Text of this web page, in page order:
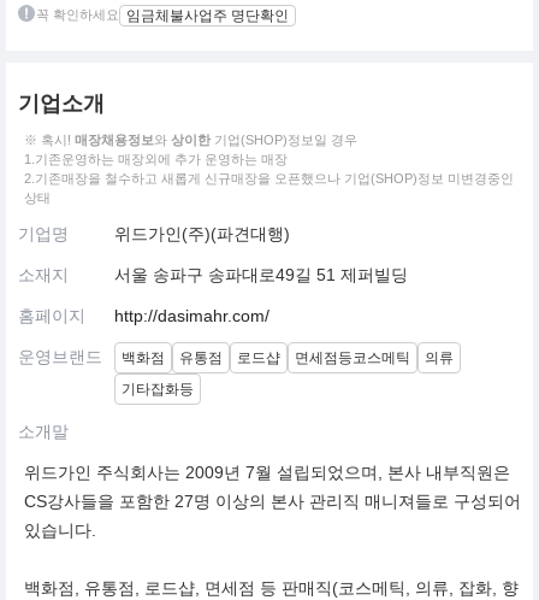
꼭 확인하세요 임금체불사업주 명단확인
기업소개
※ 혹시! 매장채용정보와 상이한 기업(SHOP)정보일 경우
1.기존운영하는 매장외에 추가 운영하는 매장
2.기존매장을 철수하고 새롭게 신규매장을 오픈했으나 기업(SHOP)정보 미변경중인
상태
기업명 위드가인(주)(파견대행)
소재지 서울 송파구 송파대로49길 51 제퍼빌딩
홈페이지 http://dasimahr.com/
운영브랜드 백화점 유통점 로드샵 면세점등코스메틱
의류
기타잡화등
소개말
위드가인 주식회사는 2009년 7월 설립되었으며, 본사 내부직원은
CS강사들을 포함한 27명 이상의 본사 관리직 매니져들로 구성되어
있습니다.
백화점, 유통점, 로드샵, 면세점 등 판매직(코스메틱, 의류, 잡화, 향